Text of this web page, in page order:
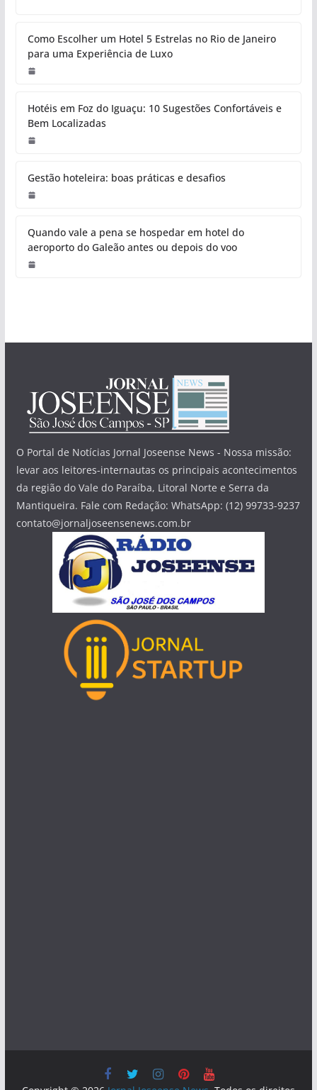
Como Escolher um Hotel 5 Estrelas no Rio de Janeiro
para uma Experiência de Luxo
Hotéis em Foz do Iguaçu: 10 Sugestões Confortáveis e
Bem Localizadas
Gestão hoteleira: boas práticas e desafios
Quando vale a pena se hospedar em hotel do
aeroporto do Galeão antes ou depois do voo
O Portal de Notícias Jornal Joseense News - Nossa missão:
levar aos leitores-internautas os principais acontecimentos
da região do Vale do Paraíba, Litoral Norte e Serra da
Mantiqueira. Fale com Redação: WhatsApp: (12) 99733-9237
contato@jornaljoseensenews.com.br